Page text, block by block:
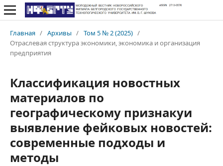
Главная / Архивы / Том 5 № 2 (2025) /
Отраслевая структура экономики, экономика и организация
предприятия
Классификация новостных
материалов по
географическому признакуи
выявление фейковых новостей:
современные подходы и
методы